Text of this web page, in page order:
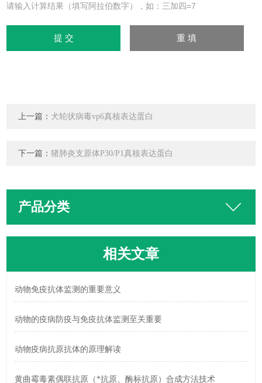
请输入计算结果（填写阿拉伯数字），如：三加四=7
上一篇： 犬轮状病毒vp6真核表达蛋白
下一篇：猪肺炎支原体P30/P1真核表达蛋白
产品分类
相关文章
动物免疫抗体监测的重要意义
动物的疫病防疫与免疫抗体监测至关重要
动物疫病抗原抗体的原理解读
黄曲霉毒素偶联抗原（*抗原、酶标抗原）合成方法技术